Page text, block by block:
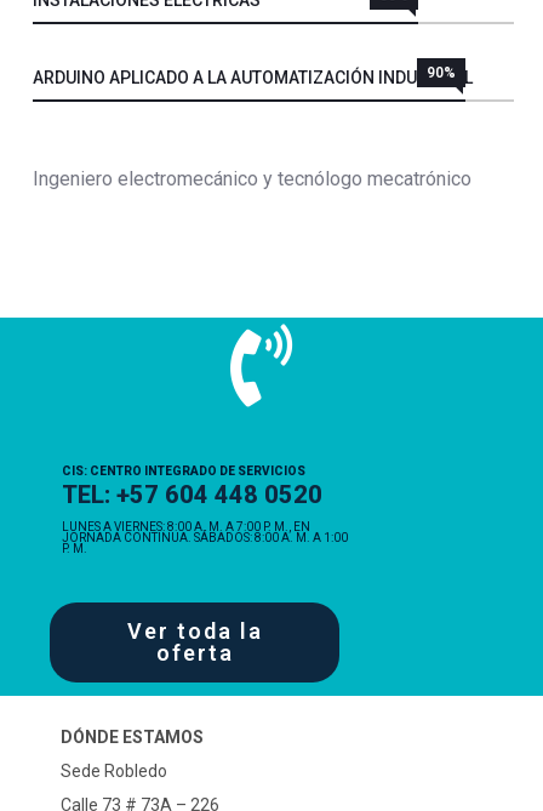
ARDUINO APLICADO A LA AUTOMATIZACIÓN INDUSTRIAL
90%
Ingeniero electromecánico y tecnólogo mecatrónico
CIS: CENTRO INTEGRADO DE SERVICIOS
TEL: +57 604 448 0520
LUNES A VIERNES: 8:00 A. M. A 7:00 P. M., EN
JORNADA CONTINUA. SÁBADOS: 8:00 A. M. A 1:00
P. M.
Ver toda la
oferta
DÓNDE ESTAMOS
Sede Robledo
Calle 73 # 73A – 226